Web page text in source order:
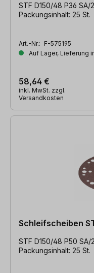
STF D150/48 P36 SA/25
Packungsinhalt: 25 St.
Art.-Nr.: F-575195
Auf Lager, Lieferung
58,64 €
inkl. MwSt. zzgl.
Versandkosten
Schleifscheiben
STF D150/48 P50 SA/25
Packungsinhalt: 25 St.